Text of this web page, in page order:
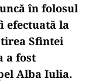
în folosul
efectuată la
Sfintei
a fost
Alba Iulia.